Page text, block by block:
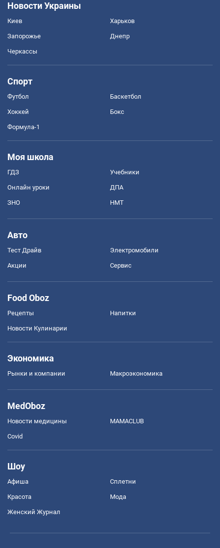
Новости Украины
Киев Харьков
Запорожье Днепр
Черкассы
Спорт
Футбол Баскетбол
Хоккей Бокс
Формула-1
Моя школа
ГДЗ Учебники
Онлайн уроки ДПА
ЗНО НМТ
Авто
Тест Драйв Электромобили
Акции Сервис
Food Oboz
Рецепты Напитки
Новости Кулинарии
Экономика
Рынки и компании Mакроэкономика
MedOboz
Новости медицины MAMACLUB
Covid
Шоу
Афиша Сплетни
Красота Мода
Женский Журнал